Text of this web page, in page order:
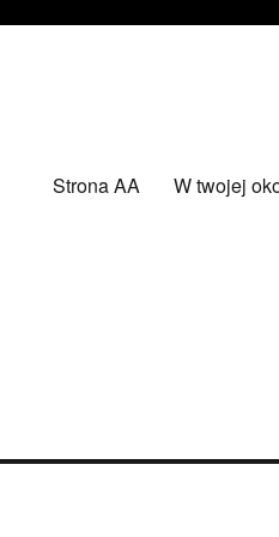
Strona AA W twojej